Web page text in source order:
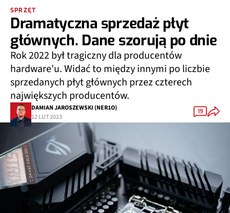
SPRZĘT
Dramatyczna sprzedaż płyt
głównych. Dane szorują po dnie
Rok 2022 był tragiczny dla producentów
hardware'u. Widać to między innymi po liczbie
sprzedanych płyt głównych przez czterech
największych producentów.
DAMIAN JAROSZEWSKI (NER1O)
12 LUT 2023
19